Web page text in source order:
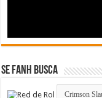
Se FanH Busca